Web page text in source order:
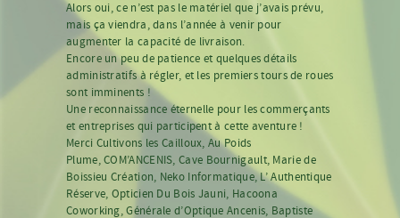
Alors oui, ce n’est pas le matériel que j’avais prévu,
mais ça viendra, dans l’année à venir pour
augmenter la capacité de livraison.
Encore un peu de patience et quelques détails
administratifs à régler, et les premiers tours de roues
sont imminents !
Une reconnaissance éternelle pour les commerçants
et entreprises qui participent à cette aventure !
Merci Cultivons les Cailloux,Au Poids
Plume,COM’ANCENIS,Cave Bournigault, Marie de
Boissieu Création, Neko Informatique, L’ Authentique
Réserve, Opticien Du Bois Jauni, Hacoona
Coworking,Générale d’Optique Ancenis, Baptiste